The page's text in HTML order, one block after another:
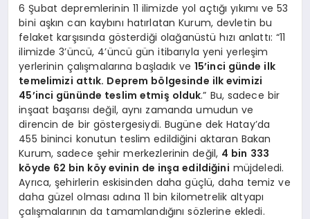
6 Şubat depremlerinin 11 ilimizde yol açtığı yıkımı ve 53
bini aşkın can kaybını hatırlatan Kurum, devletin bu
felaket karşısında gösterdiği olağanüstü hızı anlattı: “11
ilimizde 3’üncü, 4’üncü gün itibarıyla yeni yerleşim
yerlerinin çalışmalarına başladık ve 15’inci günde ilk
temelimizi attık. Deprem bölgesinde ilk evimizi
45’inci gününde teslim etmiş olduk.” Bu, sadece bir
inşaat başarısı değil, aynı zamanda umudun ve
direncin de bir göstergesiydi. Bugüne dek Hatay’da
455 bininci konutun teslim edildiğini aktaran Bakan
Kurum, sadece şehir merkezlerinin değil, 4 bin 333
köyde 62 bin köy evinin de inşa edildiğini müjdeledi.
Ayrıca, şehirlerin eskisinden daha güçlü, daha temiz ve
daha güzel olması adına 11 bin kilometrelik altyapı
çalışmalarının da tamamlandığını sözlerine ekledi.